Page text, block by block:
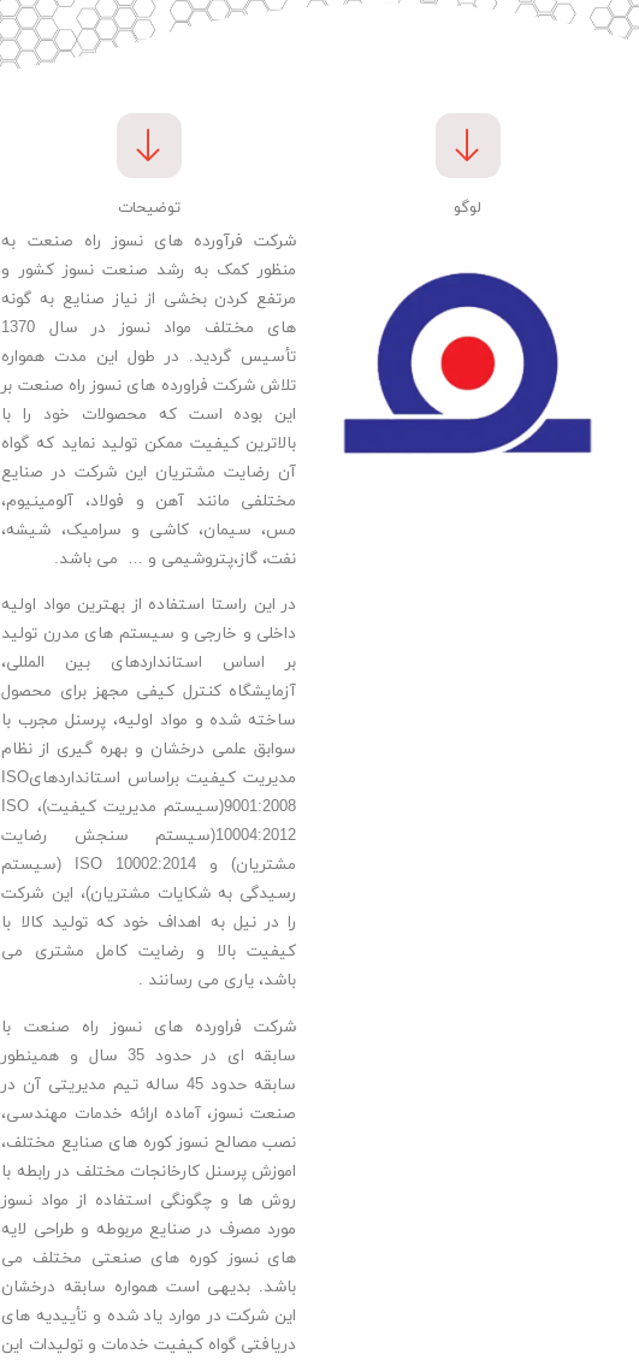
لوگو توضیحات
شرکت فرآورده های نسوز راه صنعت به
منظور کمک به رشد صنعت نسوز کشور و
مرتفع کردن بخشی از نیاز صنایع به گونه
های مختلف مواد نسوز در سال 1370
تأسیس گردید. در طول این مدت همواره
تلاش شرکت فراورده های نسوز راه صنعت بر
این بوده است که محصولات خود را با
بالاترین کیفیت ممکن تولید نماید که گواه
آن رضایت مشتریان این شرکت در صنایع
مختلفی مانند آهن و فولاد، آلومینیوم،
مس، سیمان، کاشی و سرامیک، شیشه،
نفت، گاز،پتروشیمی و … می باشد.
در این راستا استفاده از بهترین مواد اولیه
داخلی و خارجی و سیستم های مدرن تولید
بر اساس استانداردهای بین المللی،
آزمایشگاه کنترل کیفی مجهز برای محصول
ساخته شده و مواد اولیه، پرسنل مجرب با
سوابق علمی درخشان و بهره گیری از نظام
مدیریت کیفیت براساس استانداردهایISO
9001:2008(سیستم مدیریت کیفیت)، ISO
10004:2012(سیستم سنجش رضایت
مشتریان) و ISO 10002:2014 (سیستم
رسیدگی به شکایات مشتریان)، این شرکت
را در نیل به اهداف خود که تولید کالا با
کیفیت بالا و رضایت کامل مشتری می
باشد، یاری می رسانند .
شرکت فراورده های نسوز راه صنعت با
سابقه ای در حدود 35 سال و همینطور
سابقه حدود 45 ساله تیم مدیریتی آن در
صنعت نسوز، آماده ارائه خدمات مهندسی،
نصب مصالح نسوز کوره های صنایع مختلف،
اموزش پرسنل کارخانجات مختلف در رابطه با
روش ها و چگونگی استفاده از مواد نسوز
مورد مصرف در صنایع مربوطه و طراحی لایه
های نسوز کوره های صنعتی مختلف می
باشد. بدیهی است همواره سابقه درخشان
این شرکت در موارد یاد شده و تأییدیه های
دریافتی گواه کیفیت خدمات و تولیدات این